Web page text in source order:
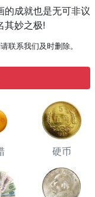
成就也是无可非议
其妙之极!
联系我们及时删除。
硬币